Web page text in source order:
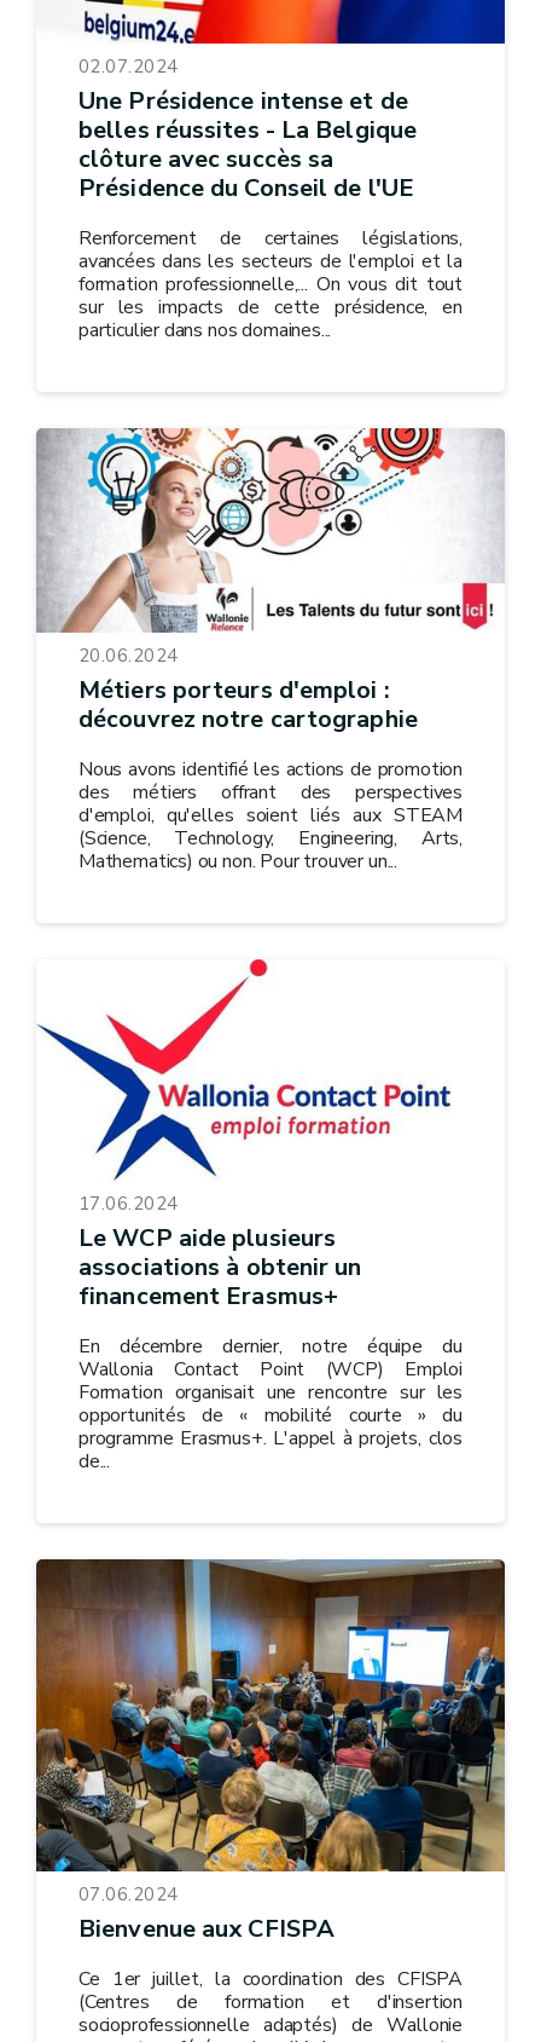
02.07.2024
Une Présidence intense et de
belles réussites - La Belgique
clôture avec succès sa
Présidence du Conseil de l'UE
Renforcement de certaines législations,
avancées dans les secteurs de l'emploi et la
formation professionnelle,... On vous dit tout
sur les impacts de cette présidence, en
particulier dans nos domaines...
20.06.2024
Métiers porteurs d'emploi :
découvrez notre cartographie
Nous avons identifié les actions de promotion
des métiers offrant des perspectives
d'emploi, qu'elles soient liés aux STEAM
(Science, Technology, Engineering, Arts,
Mathematics) ou non. Pour trouver un...
17.06.2024
Le WCP aide plusieurs
associations à obtenir un
financement Erasmus+
En décembre dernier, notre équipe du
Wallonia Contact Point (WCP) Emploi
Formation organisait une rencontre sur les
opportunités de « mobilité courte » du
programme Erasmus+. L'appel à projets, clos
de...
07.06.2024
Bienvenue aux CFISPA
Ce 1er juillet, la coordination des CFISPA
(Centres de formation et d'insertion
socioprofessionnelle adaptés) de Wallonie